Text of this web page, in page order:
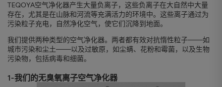
TEQOYA空气净化器产生大量负离子，这些负离子在大自然中大量
存在，尤其是在山脉和河流等充满活力的环境中。这些离子通过为
污染粒子充电，自然净化空气，使它们沉降到地面。
我们提供两种类型的空气净化器。两者都有效对抗惰性粒子——如
城市污染和尘土——以及过敏原，如尘螨、花粉和霉菌，以及生物
污染物，包括病毒和细菌。
1-我们的无臭氧离子空气净化器